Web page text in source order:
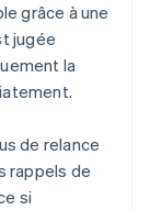
grâce à une
jugée
la
de relance
rappels de
si